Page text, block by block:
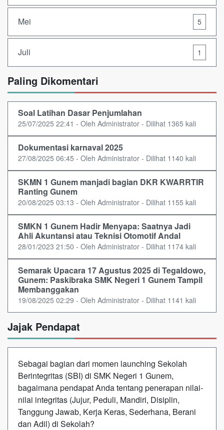
Mei 5
Juli 1
Paling Dikomentari
Soal Latihan Dasar Penjumlahan
25/07/2025 22:41 - Oleh Administrator - Dilihat 1365 kali
Dokumentasi karnaval 2025
27/08/2025 06:45 - Oleh Administrator - Dilihat 1140 kali
SKMN 1 Gunem manjadi bagian DKR KWARRTIR
Ranting Gunem
20/08/2025 03:13 - Oleh Administrator - Dilihat 1155 kali
SMKN 1 Gunem Hadir Menyapa: Saatnya Jadi
Ahli Akuntansi atau Teknisi Otomotif Andal
28/01/2023 21:50 - Oleh Administrator - Dilihat 1174 kali
Semarak Upacara 17 Agustus 2025 di Tegaldowo,
Gunem: Paskibraka SMK Negeri 1 Gunem Tampil
Membanggakan
19/08/2025 02:29 - Oleh Administrator - Dilihat 1141 kali
Jajak Pendapat
Sebagai bagian dari momen launching Sekolah
Berintegritas (SBI) di SMK Negeri 1 Gunem,
bagaimana pendapat Anda tentang penerapan nilai-
nilai integritas (Jujur, Peduli, Mandiri, Disiplin,
Tanggung Jawab, Kerja Keras, Sederhana, Berani
dan Adil) di Sekolah?